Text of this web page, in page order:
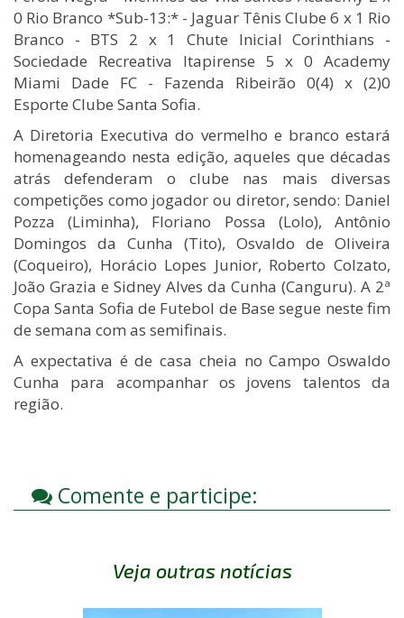
0 Rio Branco *Sub-13:* - Jaguar Tênis Clube 6 x 1 Rio
Branco - BTS 2 x 1 Chute Inicial Corinthians -
Sociedade Recreativa Itapirense 5 x 0 Academy
Miami Dade FC - Fazenda Ribeirão 0(4) x (2)0
Esporte Clube Santa Sofia.
A Diretoria Executiva do vermelho e branco estará
homenageando nesta edição, aqueles que décadas
atrás defenderam o clube nas mais diversas
competições como jogador ou diretor, sendo: Daniel
Pozza (Liminha), Floriano Possa (Lolo), Antônio
Domingos da Cunha (Tito), Osvaldo de Oliveira
(Coqueiro), Horácio Lopes Junior, Roberto Colzato,
João Grazia e Sidney Alves da Cunha (Canguru). A 2ª
Copa Santa Sofia de Futebol de Base segue neste fim
de semana com as semifinais.
A expectativa é de casa cheia no Campo Oswaldo
Cunha para acompanhar os jovens talentos da
região.
Comente e participe:
Veja outras notícias